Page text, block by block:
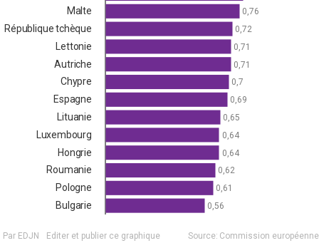
Source: Commission européenne
Editer et publier ce graphique
Par EDJN
Malte
République tchèque
Lettonie
Autriche
Chypre
Espagne
Lituanie
Luxembourg
Hongrie
Roumanie
Pologne
Bulgarie
0,76
0,72
0,71
0,71
0,7
0,69
0,65
0,64
0,64
0,62
0,61
0,56